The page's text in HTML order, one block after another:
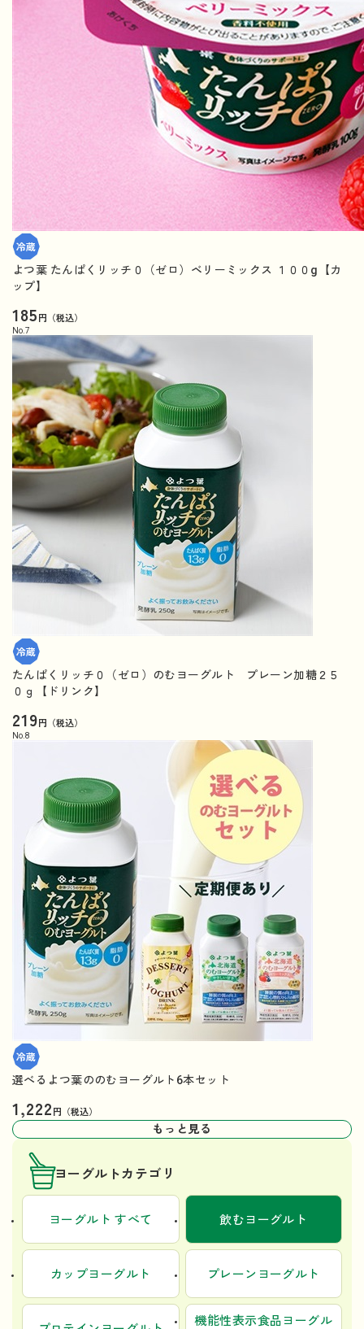
よつ葉 たんぱくリッチ０（ゼロ）ベリーミックス １００g【カ
ップ】
185円（税込）
No. 7
たんぱくリッチ０（ゼロ）のむヨーグルト プレーン加糖２５
０ｇ【ドリンク】
219円（税込）
No. 8
選べるよつ葉ののむヨーグルト6本セット
1,222円（税込）
もっと見る
ヨーグルトカテゴリ
ヨーグルト すべて 飲むヨーグルト
カップヨーグルト プレーンヨーグルト
機能性表示食品ヨーグル